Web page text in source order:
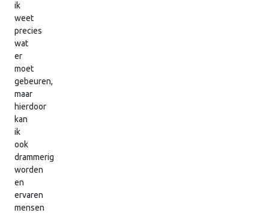
ik
weet
precies
wat
er
moet
gebeuren,
maar
hierdoor
kan
ik
ook
drammerig
worden
en
ervaren
mensen